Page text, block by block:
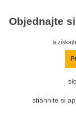
Objednajte
a
stiahnite si